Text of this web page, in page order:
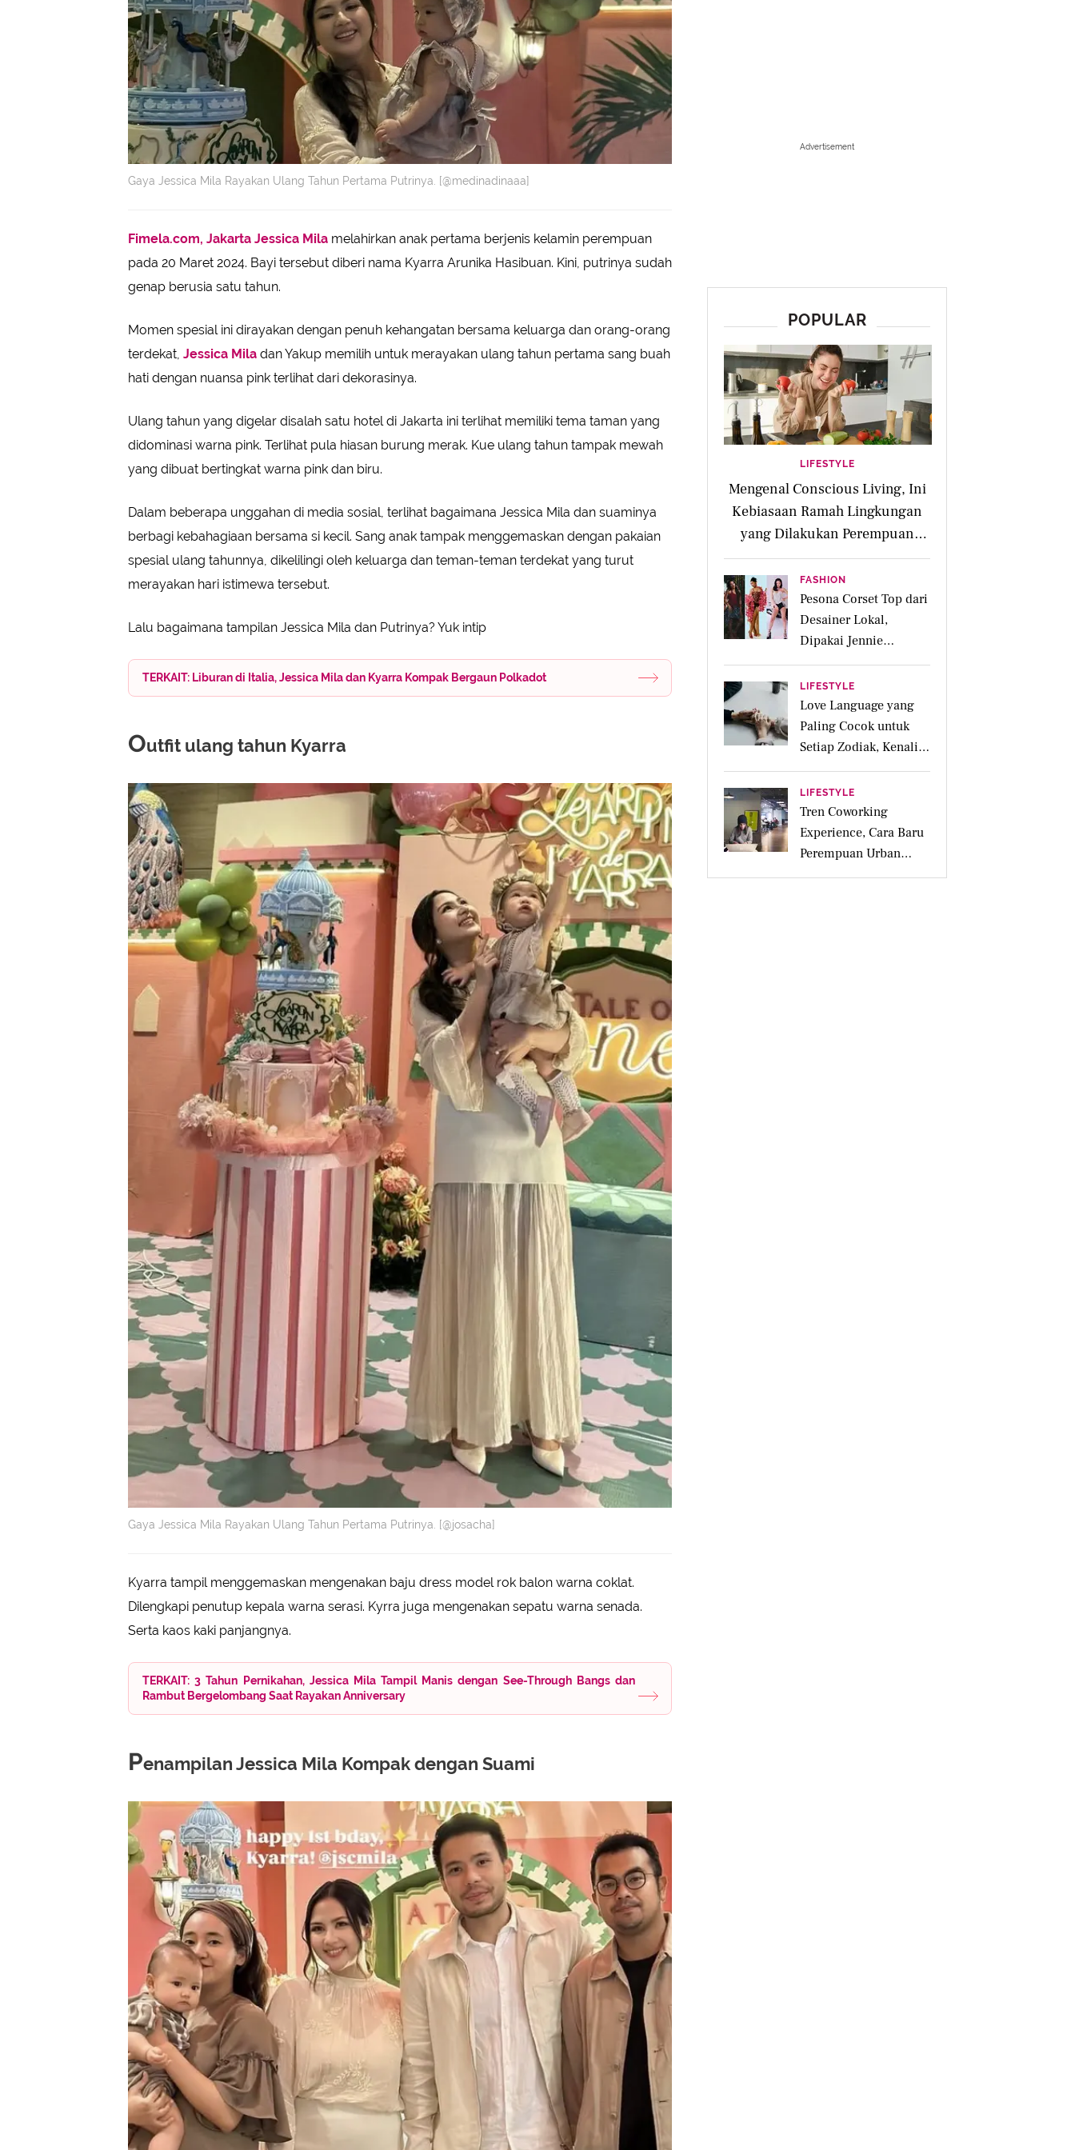
Gaya Jessica Mila Rayakan Ulang Tahun Pertama Putrinya. [@medinadinaaa]
Fimela.com, Jakarta Jessica Mila melahirkan anak pertama berjenis kelamin perempuan
pada 20 Maret 2024. Bayi tersebut diberi nama Kyarra Arunika Hasibuan. Kini, putrinya sudah
genap berusia satu tahun.
Momen spesial ini dirayakan dengan penuh kehangatan bersama keluarga dan orang-orang
terdekat, Jessica Mila dan Yakup memilih untuk merayakan ulang tahun pertama sang buah
hati dengan nuansa pink terlihat dari dekorasinya.
Ulang tahun yang digelar disalah satu hotel di Jakarta ini terlihat memiliki tema taman yang
didominasi warna pink. Terlihat pula hiasan burung merak. Kue ulang tahun tampak mewah
yang dibuat bertingkat warna pink dan biru.
Dalam beberapa unggahan di media sosial, terlihat bagaimana Jessica Mila dan suaminya
berbagi kebahagiaan bersama si kecil. Sang anak tampak menggemaskan dengan pakaian
spesial ulang tahunnya, dikelilingi oleh keluarga dan teman-teman terdekat yang turut
merayakan hari istimewa tersebut.
Lalu bagaimana tampilan Jessica Mila dan Putrinya? Yuk intip
TERKAIT: Liburan di Italia, Jessica Mila dan Kyarra Kompak Bergaun Polkadot
Outfit ulang tahun Kyarra
Gaya Jessica Mila Rayakan Ulang Tahun Pertama Putrinya. [@josacha]
Kyarra tampil menggemaskan mengenakan baju dress model rok balon warna coklat.
Dilengkapi penutup kepala warna serasi. Kyrra juga mengenakan sepatu warna senada.
Serta kaos kaki panjangnya.
TERKAIT: 3 Tahun Pernikahan, Jessica Mila Tampil Manis dengan See-Through Bangs dan
Rambut Bergelombang Saat Rayakan Anniversary
Penampilan Jessica Mila Kompak dengan Suami
Advertisement
POPULAR
LIFESTYLE
Mengenal Conscious Living, Ini
Kebiasaan Ramah Lingkungan
yang Dilakukan Perempuan
Modern
FASHION
Pesona Corset Top dari
Desainer Lokal,
Dipakai Jennie
BLACKPINK hingga No
Na
LIFESTYLE
Love Language yang
Paling Cocok untuk
Setiap Zodiak, Kenali
Cara Terbaik
Mengekspresikan Cinta
LIFESTYLE
Tren Coworking
Experience, Cara Baru
Perempuan Urban
Menjaga Produktivitas